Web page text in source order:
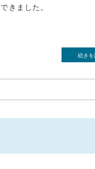
きました。
続きを